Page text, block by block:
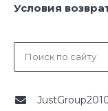
Условия